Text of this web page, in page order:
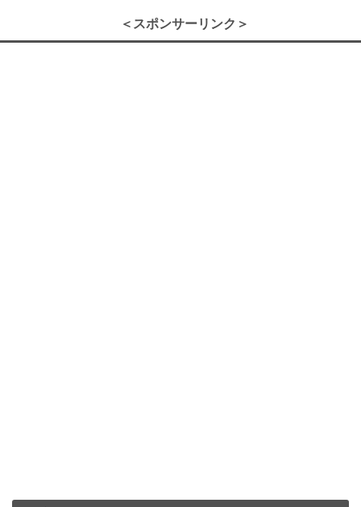
＜スポンサーリンク＞